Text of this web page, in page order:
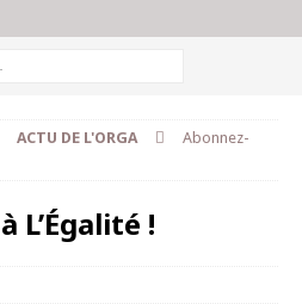
ACTU DE L'ORGA
Abonnez-
L’Égalité !